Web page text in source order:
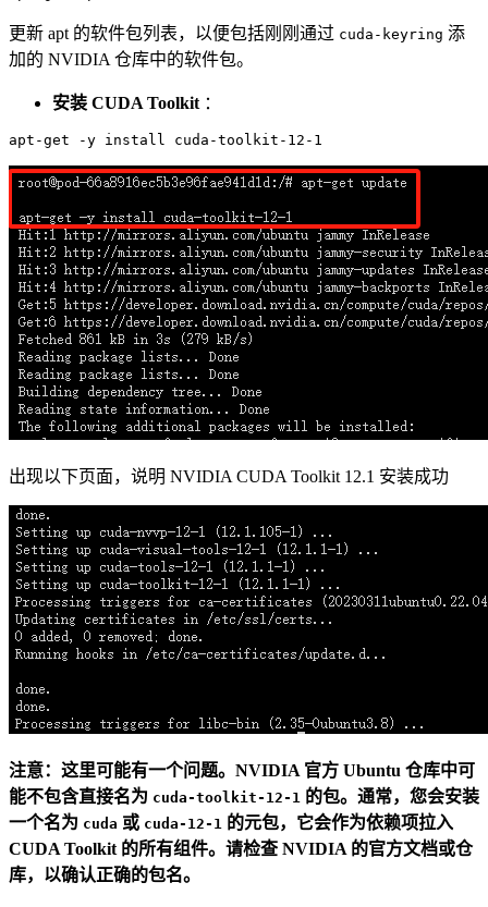
更新 apt 的软件包列表，以便包括刚刚通过 cuda-keyring 添
加的 NVIDIA 仓库中的软件包。
安装 CUDA Toolkit ：
出现以下页面，说明 NVIDIA CUDA Toolkit 12.1 安装成功
注意：这里可能有一个问题。NVIDIA 官方 Ubuntu 仓库中可
能不包含直接名为 cuda-toolkit-12-1 的包。通常，您会安装
一个名为 cuda 或 cuda-12-1 的元包，它会作为依赖项拉入
CUDA Toolkit 的所有组件。请检查 NVIDIA 的官方文档或仓
库，以确认正确的包名。